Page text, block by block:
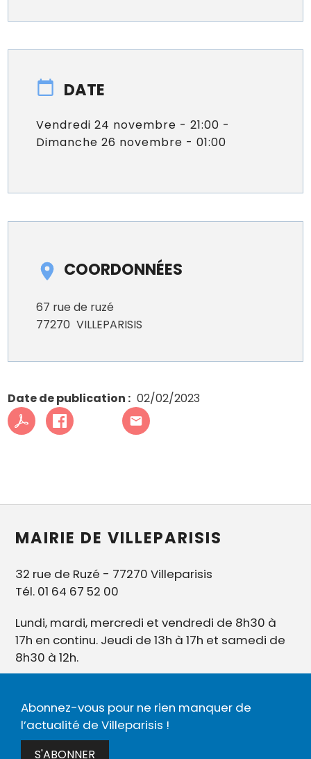
DATE
Vendredi 24 novembre - 21:00 -
Dimanche 26 novembre - 01:00
COORDONNÉES
67 rue de ruzé
77270 VILLEPARISIS
Date de publication 02/02/2023
MAIRIE DE VILLEPARISIS
32 rue de Ruzé - 77270 Villeparisis
Tél. 01 64 67 52 00
Lundi, mardi, mercredi et vendredi de 8h30 à
17h en continu. Jeudi de 13h à 17h et samedi de
8h30 à 12h.
Abonnez-vous pour ne rien manquer de
l’actualité de Villeparisis !
S'ABONNER